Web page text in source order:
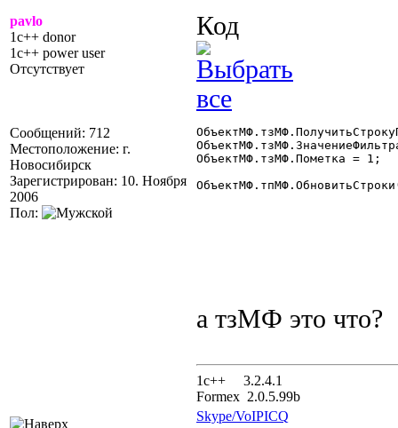
pavlo
1c++ donor
1c++ power user
Отсутствует
Сообщений: 712
Местоположение: г.
Новосибирск
Зарегистрирован: 10. Ноября
2006
Пол:
Код
ОбъектМФ.тзМФ.Пометка = 1;
а тзМФ это что?
1с++ 3.2.4.1
Formex 2.0.5.99b
Skype/VoIPICQ